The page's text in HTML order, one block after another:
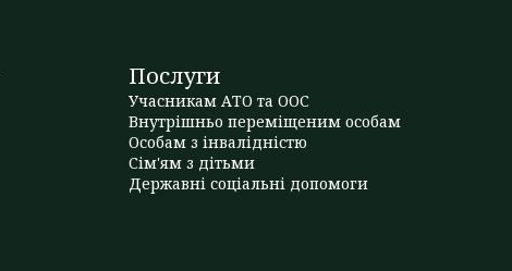
Послуги
Учасникам АТО та ООС
Внутрішньо переміщеним особам
Особам з інвалідністю
Сім'ям з дітьми
Державні соціальні допомоги